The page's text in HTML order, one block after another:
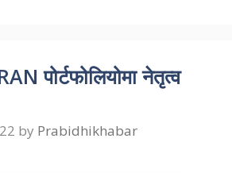
पोर्टफोलियोमा नेतृत्व
by Prabidhikhabar